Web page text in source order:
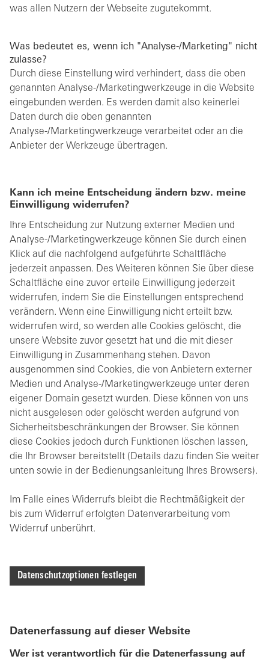
was allen Nutzern der Webseite zugutekommt.
Was bedeutet es, wenn ich "Analyse-/Marketing" nicht
zulasse?
Durch diese Einstellung wird verhindert, dass die oben
genannten Analyse-/Marketingwerkzeuge in die Website
eingebunden werden. Es werden damit also keinerlei
Daten durch die oben genannten
Analyse-/Marketingwerkzeuge verarbeitet oder an die
Anbieter der Werkzeuge übertragen.
Kann ich meine Entscheidung ändern bzw. meine
Einwilligung widerrufen?
Ihre Entscheidung zur Nutzung externer Medien und
Analyse-/Marketingwerkzeuge können Sie durch einen
Klick auf die nachfolgend aufgeführte Schaltfläche
jederzeit anpassen. Des Weiteren können Sie über diese
Schaltfläche eine zuvor erteile Einwilligung jederzeit
widerrufen, indem Sie die Einstellungen entsprechend
verändern. Wenn eine Einwilligung nicht erteilt bzw.
widerrufen wird, so werden alle Cookies gelöscht, die
unsere Website zuvor gesetzt hat und die mit dieser
Einwilligung in Zusammenhang stehen. Davon
ausgenommen sind Cookies, die von Anbietern externer
Medien und Analyse-/Marketingwerkzeuge unter deren
eigener Domain gesetzt wurden. Diese können von uns
nicht ausgelesen oder gelöscht werden aufgrund von
Sicherheitsbeschränkungen der Browser. Sie können
diese Cookies jedoch durch Funktionen löschen lassen,
die Ihr Browser bereitstellt (Details dazu finden Sie weiter
unten sowie in der Bedienungsanleitung Ihres Browsers).
Im Falle eines Widerrufs bleibt die Rechtmäßigkeit der
bis zum Widerruf erfolgten Datenverarbeitung vom
Widerruf unberührt.
Datenschutzoptionen festlegen
Datenerfassung auf dieser Website
Wer ist verantwortlich für die Datenerfassung auf